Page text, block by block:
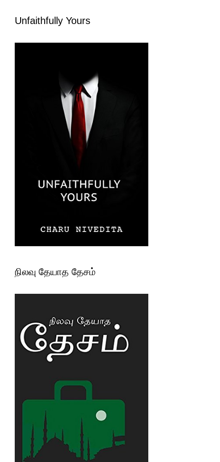
Unfaithfully Yours
நிலவு தேயாத தேசம்